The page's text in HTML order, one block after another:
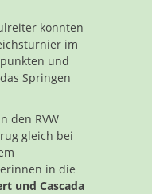
konnten
im
und
Springen
den RVW
gleich bei
in die
und Cascada